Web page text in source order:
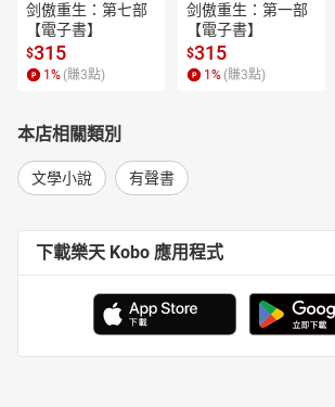
剑傲重生：第七部
【電子書】
$315
1 % (賺3點)
剑傲重生：第一部
【電子書】
$315
1 % (賺3點)
本店相關類別
文學小說 有聲書
下載樂天 Kobo 應用程式